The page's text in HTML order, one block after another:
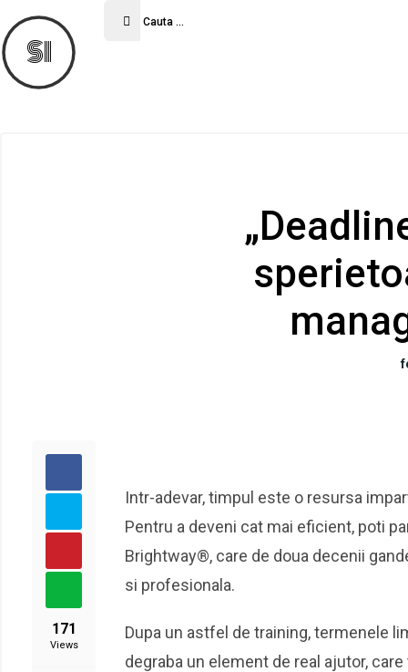
SI
171
Views
Intr-adevar, timpul este o resursa
Pentru a deveni cat mai eficient, poti
Brightway®, care de doua decenii
si profesionala.
Dupa un astfel de training, termenele
degraba un element de real ajutor,